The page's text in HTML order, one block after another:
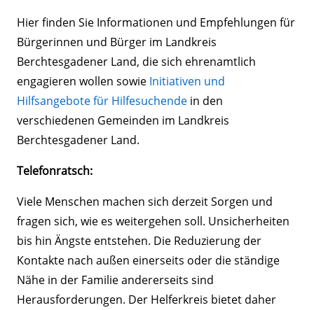
Hier finden Sie Informationen und Empfehlungen für
Bürgerinnen und Bürger im Landkreis
Berchtesgadener Land, die sich ehrenamtlich
engagieren wollen sowie Initiativen und
Hilfsangebote für Hilfesuchende in den
verschiedenen Gemeinden im Landkreis
Berchtesgadener Land.
Telefonratsch:
Viele Menschen machen sich derzeit Sorgen und
fragen sich, wie es weitergehen soll. Unsicherheiten
bis hin Ängste entstehen. Die Reduzierung der
Kontakte nach außen einerseits oder die ständige
Nähe in der Familie andererseits sind
Herausforderungen. Der Helferkreis bietet daher